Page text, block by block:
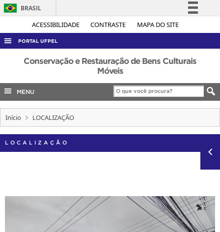
ACESSIBILIDADE CONTRASTE MAPA DO SITE
BRASIL
Simplifique!
Legislação
Canais
PORTAL UFPEL
ACESSO À INFORMAÇÃO
COBALTO
CONCURSOS
INTERNACIONAL
Conservação e Restauração de Bens Culturais
Móveis
MENU
Início LOCALIZAÇÃO
LOCALIZAÇÃO